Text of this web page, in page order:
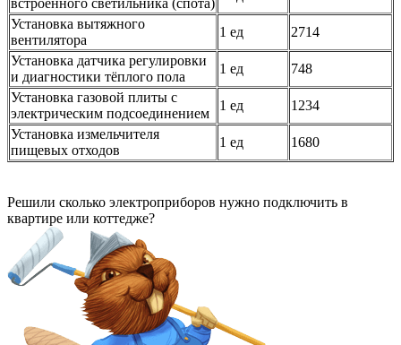
Установка вытяжного
вентилятора
1 ед
2714
Установка датчика регулировки
и диагностики тёплого пола
1 ед
748
Установка газовой плиты с
электрическим подсоединением
1 ед
1234
Установка измельчителя
пищевых отходов
1 ед 1680
Решили сколько электроприборов нужно подключить в
квартире или коттедже?